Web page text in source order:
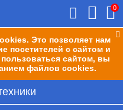
Это позволяет нам
посетителей с сайтом и
сайтом, вы
файлов cookies.
0